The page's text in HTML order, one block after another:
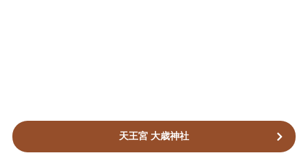
天王宮 大歳神社